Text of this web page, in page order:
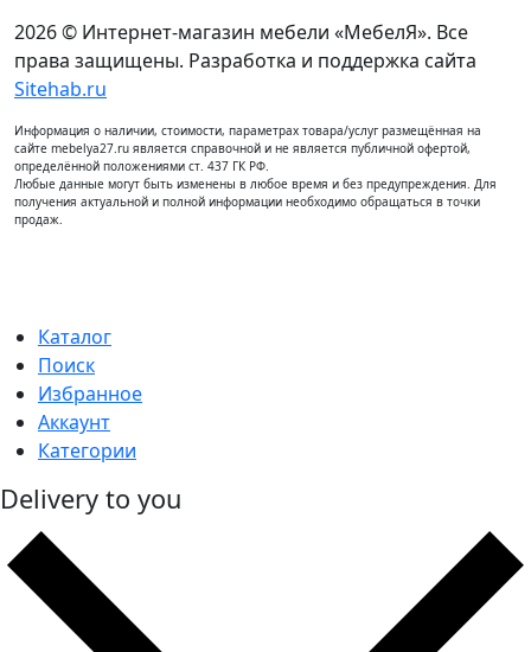
2026 © Интернет-магазин мебели «МебелЯ». Все
права защищены. Разработка и поддержка сайта
Sitehab.ru
Информация о наличии, стоимости, параметрах товара/услуг размещённая на
сайте mebelya27.ru является справочной и не является публичной офертой,
определённой положениями ст. 437 ГК РФ.
Любые данные могут быть изменены в любое время и без предупреждения. Для
получения актуальной и полной информации необходимо обращаться в точки
продаж.
Каталог
Поиск
Избранное
Аккаунт
Категории
Delivery to you